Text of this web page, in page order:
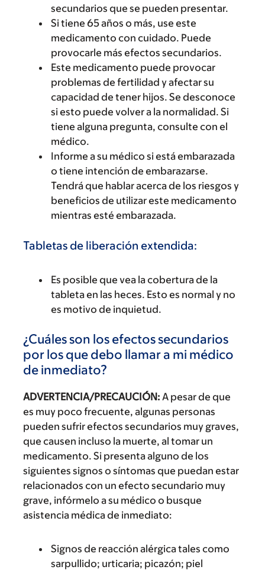
secundarios que se pueden presentar.
Si tiene 65 años o más, use este
medicamento con cuidado. Puede
provocarle más efectos secundarios.
Este medicamento puede provocar
problemas de fertilidad y afectar su
capacidad de tener hijos. Se desconoce
si esto puede volver a la normalidad. Si
tiene alguna pregunta, consulte con el
médico.
Informe a su médico si está embarazada
o tiene intención de embarazarse.
Tendrá que hablar acerca de los riesgos y
beneficios de utilizar este medicamento
mientras esté embarazada.
Tabletas de liberación extendida:
Es posible que vea la cobertura de la
tableta en las heces. Esto es normal y no
es motivo de inquietud.
¿Cuáles son los efectos secundarios
por los que debo llamar a mi médico
de inmediato?
ADVERTENCIA/PRECAUCIÓN: A pesar de que
es muy poco frecuente, algunas personas
pueden sufrir efectos secundarios muy graves,
que causen incluso la muerte, al tomar un
medicamento. Si presenta alguno de los
siguientes signos o síntomas que puedan estar
relacionados con un efecto secundario muy
grave, infórmelo a su médico o busque
asistencia médica de inmediato:
Signos de reacción alérgica tales como
sarpullido; urticaria; picazón; piel